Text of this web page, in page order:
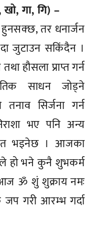
गा, गि) –
हुनसक्छ, तर धनार्जन
जुटाउन सकिंदैन ।
हौसला प्राप्त गर्न
साधन जोड्ने
सिर्जना गर्न
भए पनि अन्य
भइनेछ । आजका
हो भने कुनै शुभकर्म
आज ॐ शुं शुक्राय नमः
गरी आरम्भ गर्दा